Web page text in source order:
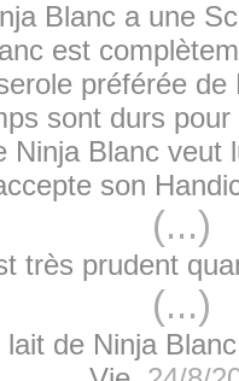
Blanc a une
est
préférée de
sont durs
Ninja Blanc veut
son
(...)
très prudent
(...)
lait de Ninja